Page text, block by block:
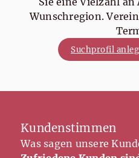
Wunschregion.
Suchprofil
Kundenstimmen
Was sagen unsere